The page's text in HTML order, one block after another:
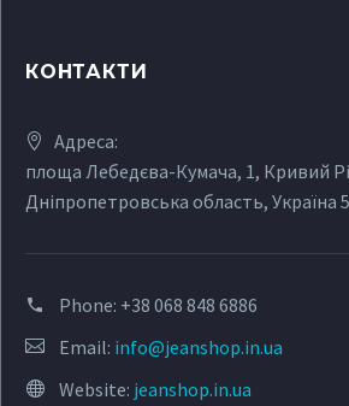
КОНТАКТИ
Адреса:
площа Лебедєва-Кумача, 1, Кривий
Дніпропетровська область, Україна
Phone: +38 068 848 6886
Email: info@jeanshop.in.ua
Website: jeanshop.in.ua